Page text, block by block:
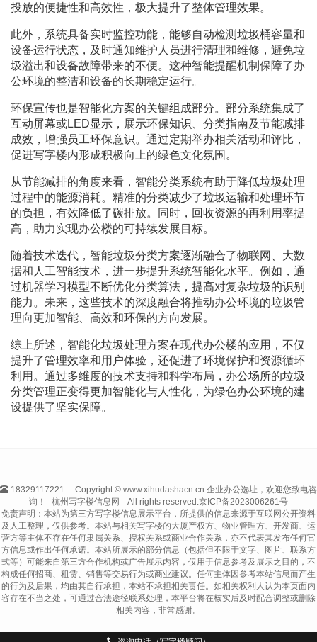
投放的便捷性和高效性，极大提升了整体管理效果。
此外，系统具备实时监控功能，能够自动检测垃圾桶容量和
设备运行状态，及时通知维护人员进行清理和维修，避免垃
圾溢出和设备故障带来的不便。这种智能提醒机制保障了办
公环境的整洁和设备的长期稳定运行。
环保宣传也是智能化方案的关键组成部分。部分系统集成了
互动屏幕或LED显示，展示环保知识、分类指南及节能减排
成效，增强员工环保意识。通过定期举办相关活动和评比，
促进写字楼内形成积极向上的绿色文化氛围。
从节能减排的角度来看，智能分类系统有助于降低垃圾处理
过程中的能源消耗。精准的分类减少了垃圾运输和处理环节
的负担，有效降低了碳排放。同时，回收资源的再利用率提
高，助力实现办公楼的可持续发展目标。
随着技术迭代，智能垃圾分类方案逐渐融合了物联网、大数
据和人工智能技术，进一步提升系统智能化水平。例如，通
过机器学习模型不断优化分类算法，提高对复杂垃圾的识别
能力。未来，这些技术的深度融合将推动办公环境的垃圾管
理向更加智能、高效和环保的方向发展。
综上所述，智能化垃圾处理方案在现代办公楼的应用，不仅
提升了管理效率和用户体验，还促进了环境保护和资源循环
利用。通过多维度的技术支持和科学布局，办公场所的垃圾
分类管理正变得更加智能化与人性化，为绿色办公环境的建
设提供了坚实保障。
18329117221
Copyright © www.xihudashacn.cn 企业办公选址，欢迎您致电咨
询！--杭州写字楼信息网-- All rights reserved.京ICP备2023006261号
免责声明：本站为第三方写字楼信息展示平台，所提供的信息来源于互联网公开资料
及人工整理，仅供参考。本站与相关写字楼的大厦产权方、物业管理方、开发商、运
营方等主体不存在任何隶属关系、授权关系或商业合作关系，亦不代表其发布任何官
方信息或作出任何承诺。本站所展示的部分信息（包括但不限于文字、图片、联系方
式等）可能来自第三方合作机构或广告展示内容，仅用于信息参考及展示之目的，不
构成任何招商、租赁、销售等交易行为或商业建议。任何主体因参考本站信息而产生
的行为及后果，均由其自行承担，本站不承担相关责任。如相关权利人认为本页面内
容存在不当之处，可通过合法途径联系处理，本平台将在核实后及时配合调整或删除
相关内容，非常感谢。